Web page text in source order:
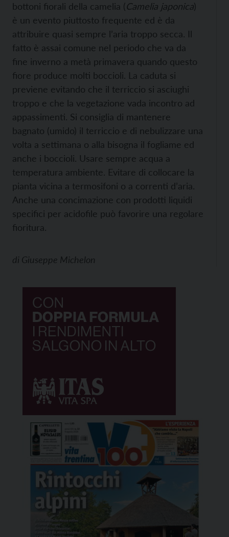
bottoni fiorali della camelia (Camelia japonica)
è un evento piuttosto frequente ed è da
attribuire quasi sempre l’aria troppo secca. Il
fatto è assai comune nel periodo che va da
fine inverno a metà primavera quando questo
fiore produce molti boccioli. La caduta si
previene evitando che il terriccio si asciughi
troppo e che la vegetazione vada incontro ad
appassimenti. Si consiglia di mantenere
bagnato (umido) il terriccio e di nebulizzare una
volta a settimana o alla bisogna il fogliame ed
anche i boccioli. Usare sempre acqua a
temperatura ambiente. Evitare di collocare la
pianta vicina a termosifoni o a correnti d’aria.
Anche una concimazione con prodotti liquidi
specifici per acidofile può favorire una regolare
fioritura.
di Giuseppe Michelon